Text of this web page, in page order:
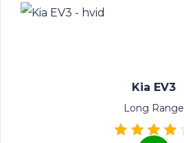
Kia EV3
Long Range